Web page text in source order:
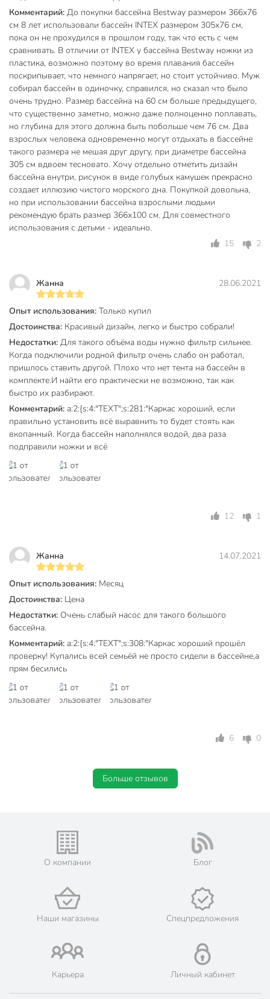
подключения фильтра предусмотрены отверстия
диаметром 32 мм.
Подходит ли этот бассейн для дачи и как за ним
ухаживать?
Да, модель рассчитана на сезонное использование на даче
или во дворе. В комплекте фильтр-насос для поддержания
чистоты воды, сливной клапан для удобного слива, а
сборка занимает всего час.
Какие материалы использованы и насколько прочен
бассейн?
Каркас — сталь с антикоррозийным покрытием, чаша —
трёхслойный ПВХ с дополнительной лентой для
укрепления стенок. Это обеспечивает высокую
устойчивость к повреждениям и долгий срок службы.
Гарантия на чашу - 6 месяцев.
и другие товары в нашем интернет-магазине в Воронеже
по низким ценам и с бесплатным самовывозом.
Техническая информация
Производительность, л/ч
1249 л/ч
Объем бассейна, л
6500 л
Время установки, мин
60 мин
Диаметр отверстия для подключения
шлангов, мм
32 мм
Диаметр бассейна, см
Глубина бассейна, см
Форма
Тип фильтра
Материал чаши
Цвет
Комплектность
с насосом
с фильтром
Размер бассейна
Высота бортика
Артикул производителя
Гарантия производителя, мес
Вес в упаковке
23.03 кг
Габариты упаковки
88 x 29 x 39 см
Комментарий: До покупки бассейна Bestway размером 366х76
см 8 лет использовали бассейн INTEX размером 305х76 см,
пока он не прохудился в прошлом году, так что есть с чем
сравнивать. В отличии от INTEX у бассейна Bestway ножки из
пластика, возможно поэтому во время плавания бассейн
поскрипывает, что немного напрягает, но стоит устойчиво. Муж
собирал бассейн в одиночку, справился, но сказал что было
очень трудно. Размер бассейна на 60 см больше предыдущего,
что существенно заметно, можно даже полноценно поплавать,
но глубина для этого должна быть побольше чем 76 см. Два
взрослых человека одновременно могут отдыхать в бассейне
такого размера не мешая друг другу, при диаметре бассейна
305 см вдвоем тесновато. Хочу отдельно отметить дизайн
бассейна внутри, рисунок в виде голубых камушек прекрасно
создает иллюзию чистого морского дна. Покупкой довольна,
но при использовании бассейна взрослыми людьми
рекомендую брать размер 366х100 см. Для совместного
использования с детьми - идеально.
15
2
Жанна 28.06.2021
Опыт использования: Только купил
Достоинства: Красивый дизайн, легко и быстро собрали!
Недостатки: Для такого объёма воды нужно фильтр сильнее.
Когда подключили родной фильтр очень слабо он работал,
пришлось ставить другой. Плохо что нет тента на бассейн в
комплекте.И найти его практически не возможно, так как
быстро их разбирают.
Комментарий: a:2:{s:4:"TEXT";s:281:"Каркас хороший, если
правильно установить всё выравнить то будет стоять как
вкопанный. Когда бассейн наполнялся водой, два раза
подправили ножки и всё
12 1
Жанна 14.07.2021
Опыт использования: Месяц
Достоинства: Цена
Недостатки: Очень слабый насос для такого большого
бассейна.
Комментарий: a:2:{s:4:"TEXT";s:308:"Каркас хороший прошёл
проверку! Купались всей семьёй не просто сидели в бассейне,а
прям бесились
6 0
Больше отзывов
О компании Блог
Наши магазины Спецпредложения
Карьера Личный кабинет